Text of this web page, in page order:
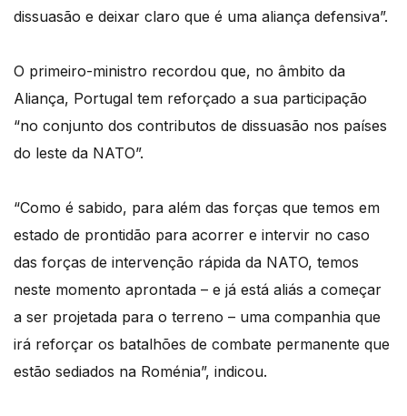
dissuasão e deixar claro que é uma aliança defensiva”.
O primeiro-ministro recordou que, no âmbito da
Aliança, Portugal tem reforçado a sua participação
“no conjunto dos contributos de dissuasão nos países
do leste da NATO”.
“Como é sabido, para além das forças que temos em
estado de prontidão para acorrer e intervir no caso
das forças de intervenção rápida da NATO, temos
neste momento aprontada – e já está aliás a começar
a ser projetada para o terreno – uma companhia que
irá reforçar os batalhões de combate permanente que
estão sediados na Roménia”, indicou.